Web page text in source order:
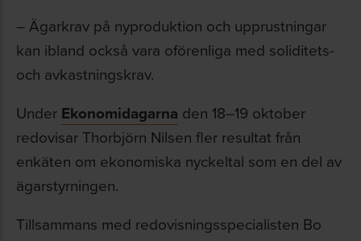
– Ägarkrav på nyproduktion och upprustningar
kan ibland också vara oförenliga med soliditets-
och avkastningskrav.
Under Ekonomidagarna den 18–19 oktober
redovisar Thorbjörn Nilsen fler resultat från
enkäten om ekonomiska nyckeltal som en del av
ägarstyrningen.
Tillsammans med redovisningsspecialisten Bo